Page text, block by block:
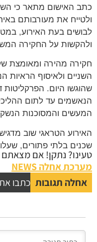
כתב האישום מתאר כי
ולטייח את מעורבותם
לבושים בעת האירוע,
ולהקשות על החקירה
חקירה מהירה ומאומצת
השניים ולאיסוף הראיות
שהוגשו היום.
הנאשמים עד לתום
המעשים והמסוכנות
האירוע הטראגי שוב
שכנים בלתי פתורים,
טעינו? נתקן! אם
מערכת אחלה NEWS
אחלה תגובות כתבו